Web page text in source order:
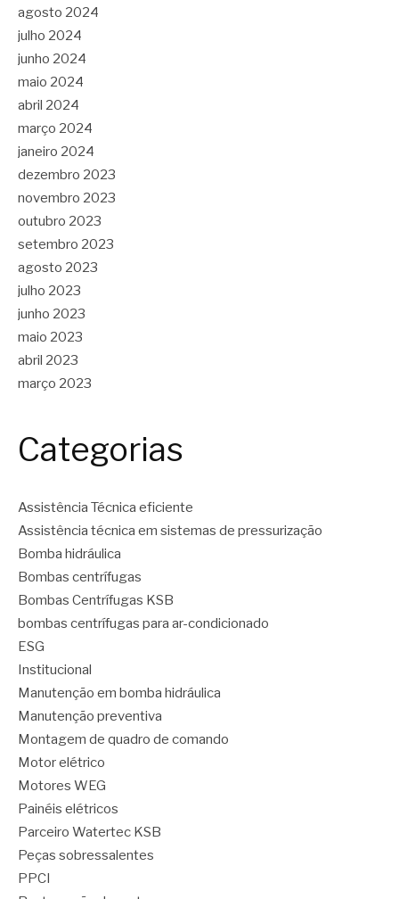
agosto 2024
julho 2024
junho 2024
maio 2024
abril 2024
março 2024
janeiro 2024
dezembro 2023
novembro 2023
outubro 2023
setembro 2023
agosto 2023
julho 2023
junho 2023
maio 2023
abril 2023
março 2023
Categorias
Assistência Técnica eficiente
Assistência técnica em sistemas de pressurização
Bomba hidráulica
Bombas centrífugas
Bombas Centrífugas KSB
bombas centrífugas para ar-condicionado
ESG
Institucional
Manutenção em bomba hidráulica
Manutenção preventiva
Montagem de quadro de comando
Motor elétrico
Motores WEG
Painéis elétricos
Parceiro Watertec KSB
Peças sobressalentes
PPCI